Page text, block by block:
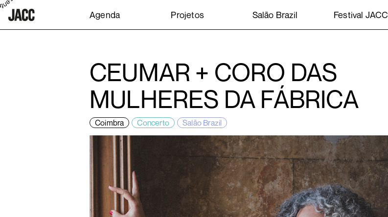
Agenda Projetos Salão Brazil Festival JACC
CEUMAR + CORO DAS
MULHERES DA FÁBRICA
Coimbra Concerto
Salão Brazil